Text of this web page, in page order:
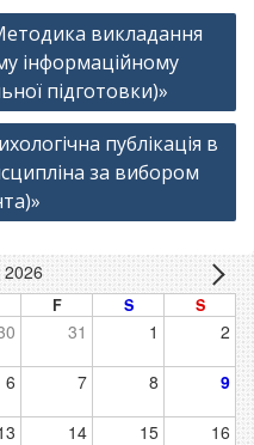
викладання
інформаційному
підготовки)»
публікація в
за вибором
F S S
31 1 2
6 7 8 9
14 15 16